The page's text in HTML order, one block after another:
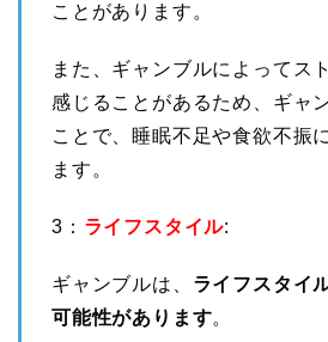
ことがあります。
また、ギャンブルによってス
感じることがあるため、ギャ
ことで、睡眠不足や食欲不振
ます。
3： ライフスタイル:
ギャンブルは、 ライフスタイ
可能性があります。